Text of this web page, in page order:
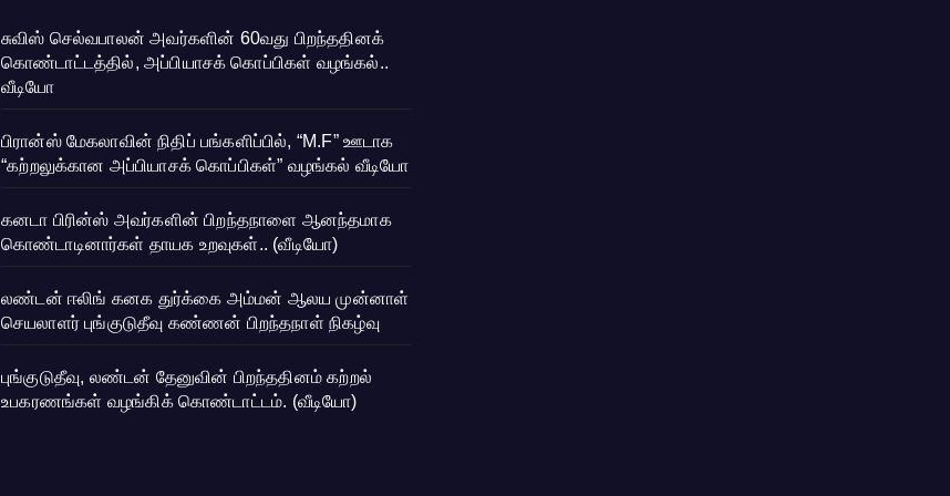
சுவிஸ் செல்வபாலன் அவர்களின் 60வது பிறந்ததினக்
கொண்டாட்டத்தில், அப்பியாசக் கொப்பிகள் வழங்கல்..
வீடியோ
பிரான்ஸ் மேகலாவின் நிதிப் பங்களிப்பில், “M.F” ஊடாக
“கற்றலுக்கான அப்பியாசக் கொப்பிகள்” வழங்கல் வீடியோ
கனடா பிரின்ஸ் அவர்களின் பிறந்தநாளை ஆனந்தமாக
கொண்டாடினார்கள் தாயக உறவுகள்.. (வீடியோ)
லண்டன் ஈலிங் கனக துர்க்கை அம்மன் ஆலய முன்னாள்
செயலாளர் புங்குடுதீவு கண்ணன் பிறந்தநாள் நிகழ்வு
புங்குடுதீவு, லண்டன் தேனுவின் பிறந்ததினம் கற்றல்
உபகரணங்கள் வழங்கிக் கொண்டாட்டம். (வீடியோ)